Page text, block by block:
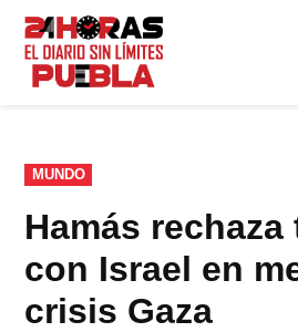
Saltar
contenido
PUBLICADO
EN
MUNDO
Hamás rechaza
con Israel en
crisis Gaza